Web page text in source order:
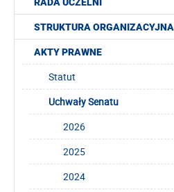
STRUKTURA ORGANIZACYJNA
AKTY PRAWNE
Statut
Uchwały Senatu
2026
2025
2024